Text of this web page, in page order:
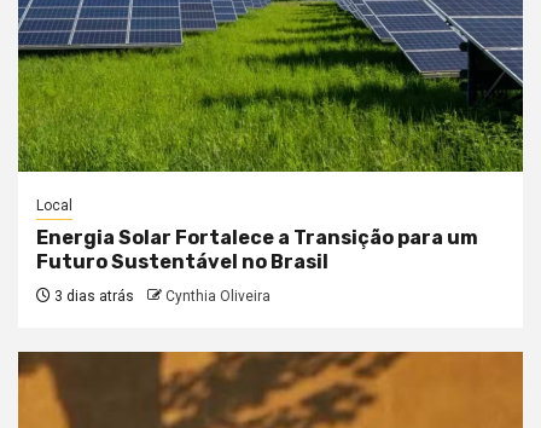
Local
Energia Solar Fortalece a Transição para um
Futuro Sustentável no Brasil
3 dias atrás Cynthia Oliveira